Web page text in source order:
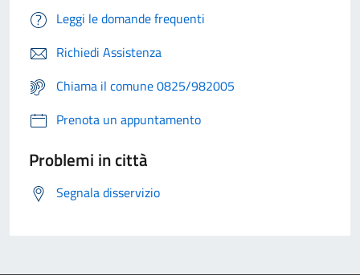
Leggi le domande frequenti
Richiedi Assistenza
Chiama il comune 0825/982005
Prenota un appuntamento
Problemi in città
Segnala disservizio